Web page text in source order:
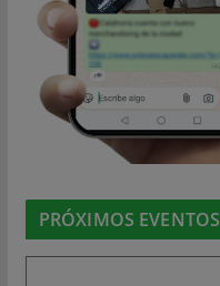
PRÓXIMOS EVENTOS